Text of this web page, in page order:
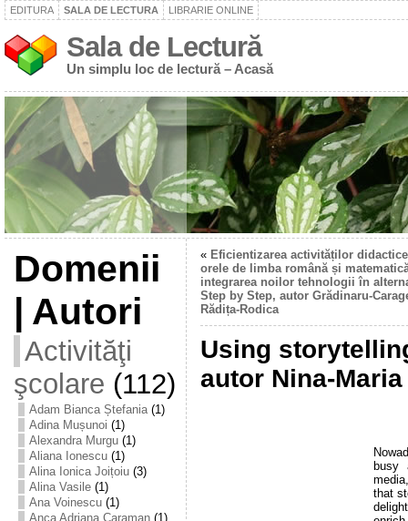
EDITURA SALA DE LECTURA LIBRARIE ONLINE
Sala de Lectură
Un simplu loc de lectură – Acasă
Domenii
| Autori
Activităţi
şcolare (112)
Adam Bianca Ștefania(1)
Adina Mușunoi (1)
Alexandra Murgu(1)
Aliana Ionescu(1)
Alina Ionica Joițoiu(3)
Alina Vasile(1)
Ana Voinescu(1)
Anca Adriana Caraman(1)
« Eficientizarea activităților
orele de limba română și
integrarea noilor tehnologii în
Step by Step, autor Grădinaru-
Rădița-Rodica
Using
autor Nina-
busy
that